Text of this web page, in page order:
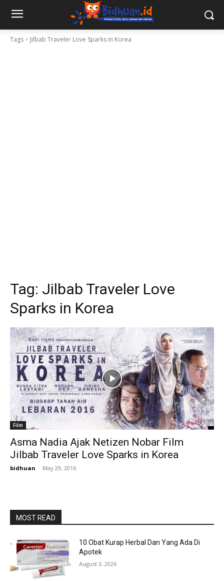
Tags Jilbab Traveler Love Sparks in Korea
Tag: Jilbab Traveler Love
Sparks in Korea
Film
Asma Nadia Ajak Netizen Nobar Film
Jilbab Traveler Love Sparks in Korea
bidhuan - May 29, 2016
MOST READ
10 Obat Kurap Herbal Dan Yang Ada Di
Apotek
August 3, 2026